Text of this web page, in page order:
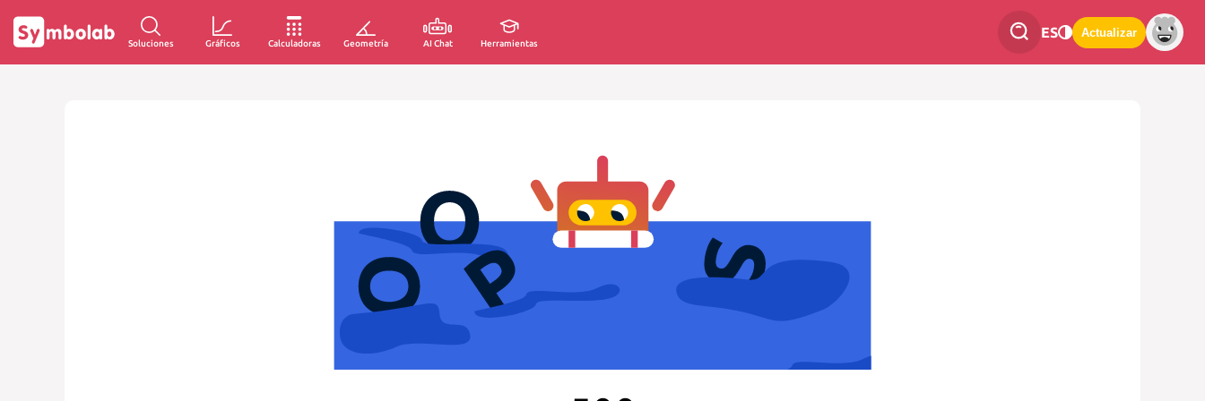
Soluciones Gráficos Calculadoras Geometría AI Chat Herramientas
ES Actualizar